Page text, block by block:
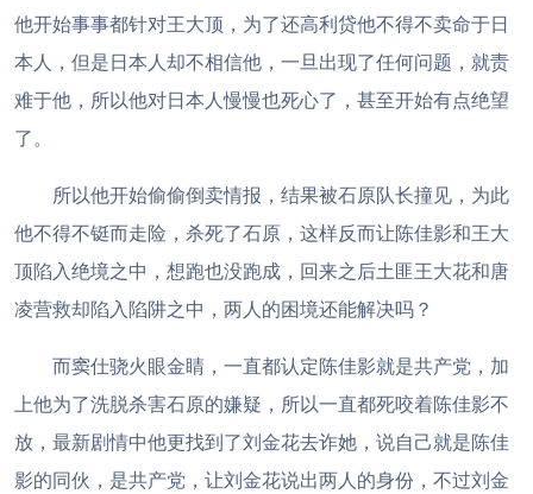
他开始事事都针对王大顶，为了还高利贷他不得不卖命于日
本人，但是日本人却不相信他，一旦出现了任何问题，就责
难于他，所以他对日本人慢慢也死心了，甚至开始有点绝望
了。
所以他开始偷偷倒卖情报，结果被石原队长撞见，为此
他不得不铤而走险，杀死了石原，这样反而让陈佳影和王大
顶陷入绝境之中，想跑也没跑成，回来之后土匪王大花和唐
凌营救却陷入陷阱之中，两人的困境还能解决吗？
而窦仕骁火眼金睛，一直都认定陈佳影就是共产党，加
上他为了洗脱杀害石原的嫌疑，所以一直都死咬着陈佳影不
放，最新剧情中他更找到了刘金花去诈她，说自己就是陈佳
影的同伙，是共产党，让刘金花说出两人的身份，不过刘金